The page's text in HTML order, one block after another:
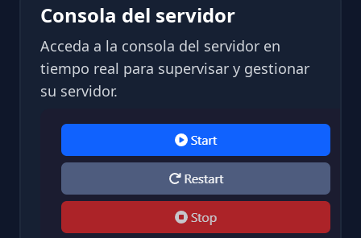
Consola del servidor
Acceda a la consola del servidor en
tiempo real para supervisar y gestionar
su servidor.